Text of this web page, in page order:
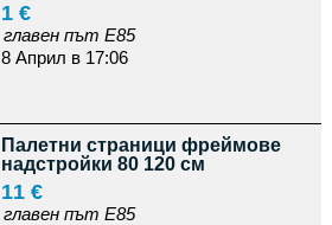
1 €
главен път Е85
8 Април в 17:06
Палетни страници фреймове
надстройки 80 120 см
11 €
главен път Е85